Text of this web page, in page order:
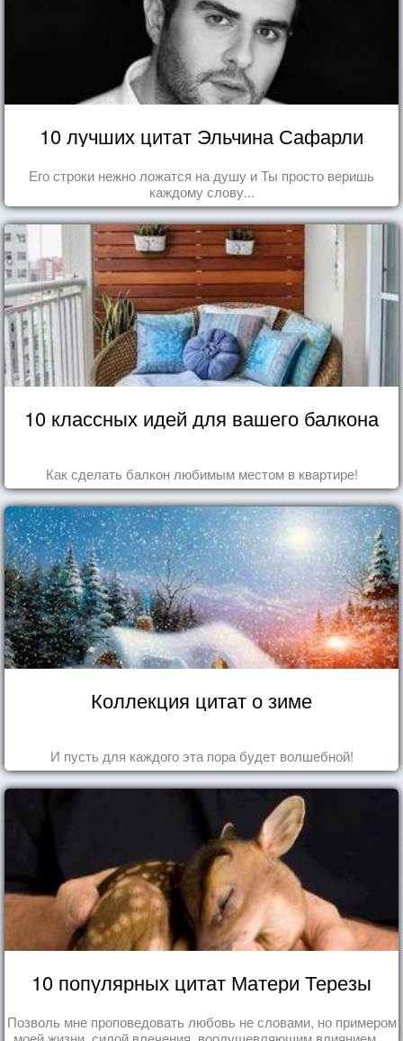
10 лучших цитат Эльчина Сафарли
Его строки нежно ложатся на душу и Ты просто веришь
каждому слову...
10 классных идей для вашего балкона
Как сделать балкон любимым местом в квартире!
Коллекция цитат о зиме
И пусть для каждого эта пора будет волшебной!
10 популярных цитат Матери Терезы
Позволь мне проповедовать любовь не словами, но примером